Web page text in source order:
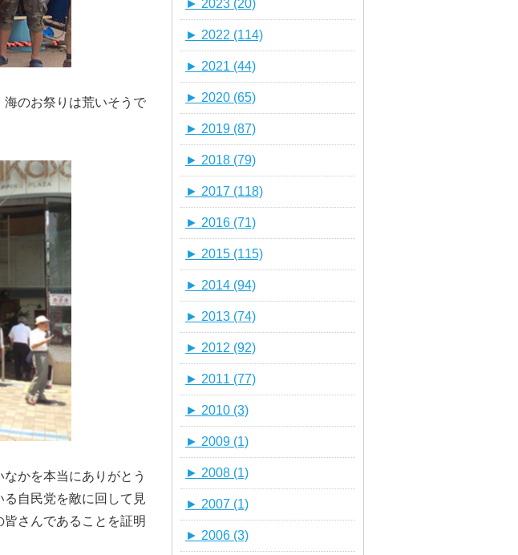
海のお祭りは荒いそうで
なかを本当にありがとう
る自民党を敵に回して見
さんであることを証明
► 2023 (20)
► 2022 (114)
► 2021 (44)
► 2020 (65)
► 2019 (87)
► 2018 (79)
► 2017 (118)
► 2016 (71)
► 2015 (115)
► 2014 (94)
► 2013 (74)
► 2012 (92)
► 2011 (77)
► 2010 (3)
► 2009 (1)
► 2008 (1)
► 2007 (1)
► 2006 (3)